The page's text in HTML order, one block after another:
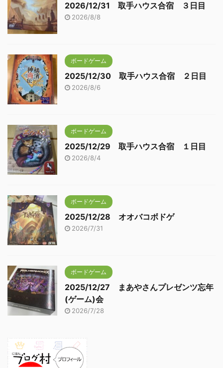
2026/12/31 取手ハウス合宿 ３日目
2026/8/8
ボードゲーム
2025/12/30 取手ハウス合宿 ２日目
2026/8/6
ボードゲーム
2025/12/29 取手ハウス合宿 １日目
2026/8/4
ボードゲーム
2025/12/28 オオバコボドゲ
2026/7/31
ボードゲーム
2025/12/27 まあやさんプレゼンツ忘年
(ゲーム)会
2026/7/28